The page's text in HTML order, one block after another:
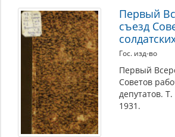
так и позицией различных
периода.
Первый
съезд
Гос. изд-во
Первый
Советов
депутатов. Т.
1931.